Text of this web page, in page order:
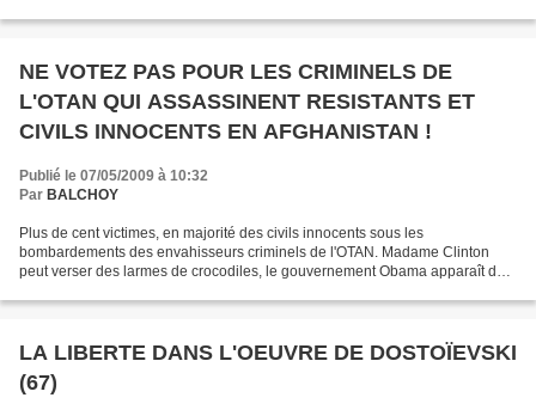
NE VOTEZ PAS POUR LES CRIMINELS DE
L'OTAN QUI ASSASSINENT RESISTANTS ET
CIVILS INNOCENTS EN AFGHANISTAN !
Publié le 07/05/2009 à 10:32
Par BALCHOY
Plus de cent victimes, en majorité des civils innocents sous les
bombardements des envahisseurs criminels de l'OTAN. Madame Clinton
peut verser des larmes de crocodiles, le gouvernement Obama apparaît de
LA LIBERTE DANS L'OEUVRE DE DOSTOÏEVSKI
(67)